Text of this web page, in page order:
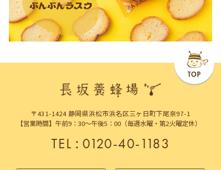
〒431-1424 静岡県浜松市浜名区三ヶ日町下尾奈97-1
【営業時間】午前9：30～午後5：00（毎週水曜・第2火曜定休）
TEL：0120-40-1183